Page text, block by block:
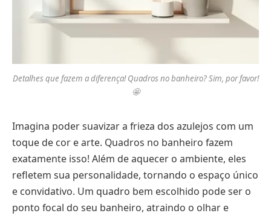
Detalhes que fazem a diferença! Quadros no banheiro? Sim, por favor!
🤩
Imagina poder suavizar a frieza dos azulejos com um
toque de cor e arte. Quadros no banheiro fazem
exatamente isso! Além de aquecer o ambiente, eles
refletem sua personalidade, tornando o espaço único
e convidativo. Um quadro bem escolhido pode ser o
ponto focal do seu banheiro, atraindo o olhar e